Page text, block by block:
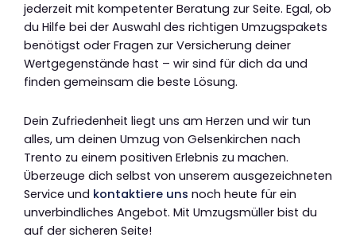
jederzeit mit kompetenter Beratung zur Seite. Egal, ob
du Hilfe bei der Auswahl des richtigen Umzugspakets
benötigst oder Fragen zur Versicherung deiner
Wertgegenstände hast – wir sind für dich da und
finden gemeinsam die beste Lösung.
Dein Zufriedenheit liegt uns am Herzen und wir tun
alles, um deinen Umzug von Gelsenkirchen nach
Trento zu einem positiven Erlebnis zu machen.
Überzeuge dich selbst von unserem ausgezeichneten
Service und kontaktiere uns noch heute für ein
unverbindliches Angebot. Mit Umzugsmüller bist du
auf der sicheren Seite!